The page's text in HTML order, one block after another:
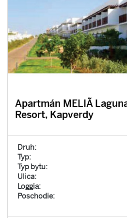
Apartmán MELIÃ
Resort, Kapverdy
Druh:
Typ:
Typ bytu:
Ulica:
Loggia:
Poschodie: